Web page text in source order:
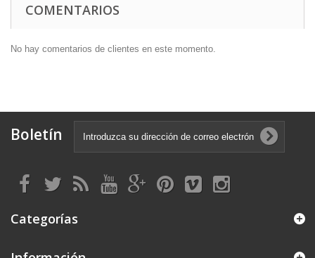
COMENTARIOS
No hay comentarios de clientes en este momento.
Boletín
Categorías